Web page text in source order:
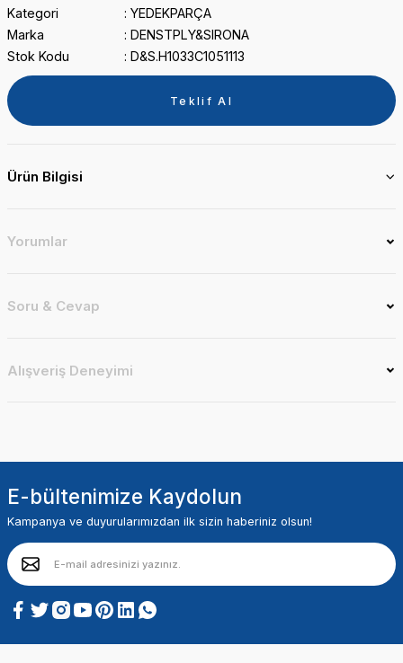
Kategori
YEDEKPARÇA
Marka
DENSTPLY&SIRONA
Stok Kodu
D&S.H1033C1051113
Teklif Al
Ürün Bilgisi
Yorumlar
Soru & Cevap
Alışveriş Deneyimi
E-bültenimize Kaydolun
Kampanya ve duyurularımızdan ilk sizin haberiniz olsun!